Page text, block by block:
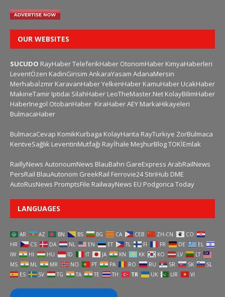
OUR WEBSITES
SUCUDO RayHaberTeleferikHaber OtonomHaber KimyaHaberleri
LeventÖzen KadinGirisim AnkaraYasam AdanaMersin
Merhabaİzmir KaravanHaberYelkenHaber KamuHaber UcakHaber
MakineTamir Iptidai SilahHaber LeoTheMaster.Net KolayBilimHaber
HaberInegol OtobanHaber KiraHaberAEY MarkaHikayeleri
BulmacaHaber
BulmacaCevap KomikKurbaga KolayHarita RayTurkiye ZorBulmaca
KentveSağlık LeventinMutfağı Rayİhale MeşhurBlogTOKİEmlak
RaillyNews AutonoumNews BlauBahn GareExpress ArabRailNews
PersRail BlauAutonom GreekRail Ferrovie24 StiriHub DME
AutoRusNews PromptsFile RailwayNews EU Podgorica Today
LANGUAGES
AR AZ BN BS BG CA CEB ZH-CN
CO
HR
CS DA NL EN ET TL FI FR DE
EL
IW
HI HU ID IT JA KN KK KO LV
LT
MS
ML MR NO PT PA RO RU SR SK
SL
ES
SV TG TA TE TH TR UK UR VI